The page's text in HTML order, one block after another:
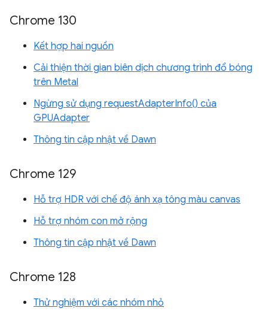
Chrome 130
Kết hợp hai nguồn
Cải thiện thời gian biên dịch chương trình đổ bóng
trên Metal
Ngừng sử dụng requestAdapterInfo() của
GPUAdapter
Thông tin cập nhật về Dawn
Chrome 129
Hỗ trợ HDR với chế độ ánh xạ tông màu canvas
Hỗ trợ nhóm con mở rộng
Thông tin cập nhật về Dawn
Chrome 128
Thử nghiệm với các nhóm nhỏ